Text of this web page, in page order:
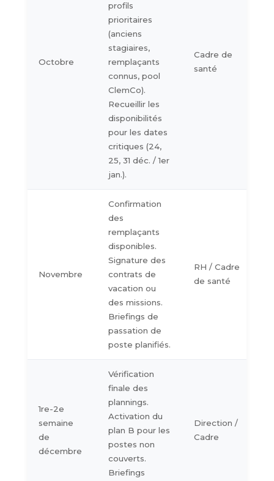
Octobre
profils
prioritaires
(anciens
stagiaires,
remplaçants
connus, pool
ClemCo).
Recueillir les
disponibilités
pour les dates
critiques (24,
25, 31 déc. / 1er
jan.).
Cadre de
santé
Novembre
Confirmation
des
remplaçants
disponibles.
Signature des
contrats de
vacation ou
des missions.
Briefings de
passation de
poste planifiés.
RH / Cadre
de santé
1re-2e
semaine
de
décembre
Vérification
finale des
plannings.
Activation du
plan B pour les
postes non
couverts.
Briefings
Direction /
Cadre